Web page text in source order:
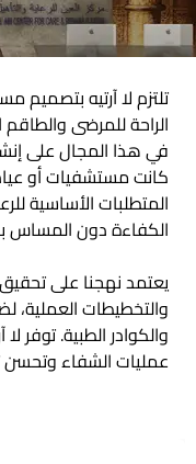
تلتزم لا آرتيه بتصميم
الراحة للمرضى
في هذا المجال على
كانت مستشفيات أو
المتطلبات الأساسية
الكفاءة دون المساس
يعتمد نهجنا على تحقيق
والتخطيطات العملية،
والكوادر الطبية. توفر
عمليات الشفاء